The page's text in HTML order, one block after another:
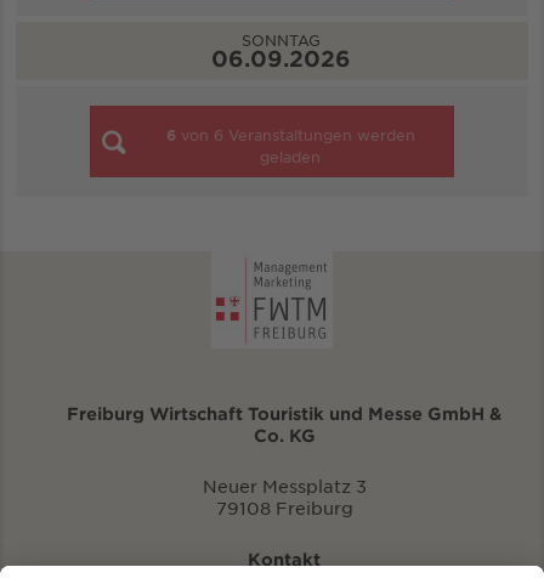
SONNTAG
06.09.2026
6 von 6 Veranstaltungen werden
geladen
Freiburg Wirtschaft Touristik und Messe GmbH &
Co. KG
Neuer Messplatz 3
79108 Freiburg
Kontakt